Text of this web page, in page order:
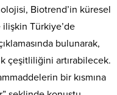
Biotrend’in küresel
Türkiye’de
bulunarak,
çeşitliliğini artırabilecek.
bir kısmına